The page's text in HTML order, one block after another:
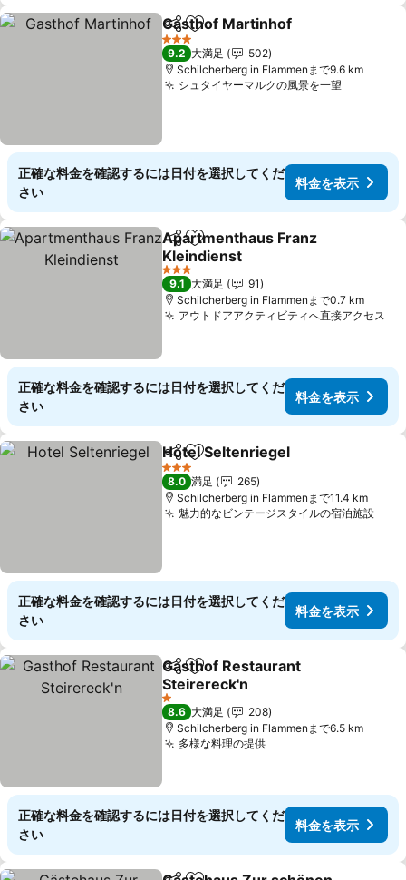
シェアお気に入りに追加
Gasthof Martinhof
3 ホテルのランク
9.2 大満足
502
Schilcherberg in Flammenまで9.6 km
シュタイヤーマルクの風景を一望料金を表
正確な料金を確認するには日付を選択してくだ
さい
料金を表示
シェアお気に入りに追加
Apartmenthaus Franz
Kleindienst
料金を表示
3 ホテルのランク
9.1 大満足
91
Schilcherberg in Flammenまで0.7 km
アウトドアアクティビティへ直接アクセス
正確な料金を確認するには日付を選択してくだ
さい
料金を表示
シェアお気に入りに追加
Hotel Seltenriegel
3 ホテルのランク
8.0 満足
265
Schilcherberg in Flammenまで11.4 km
魅力的なビンテージスタイルの宿泊施設料金
正確な料金を確認するには日付を選択してくだ
さい
料金を表示
シェアお気に入りに追加
Gasthof Restaurant
Steirereck'n
料金を表示
1 ホテルのランク
8.6 大満足
208
Schilcherberg in Flammenまで6.5 km
多様な料理の提供料金を表示
正確な料金を確認するには日付を選択してくだ
さい
料金を表示